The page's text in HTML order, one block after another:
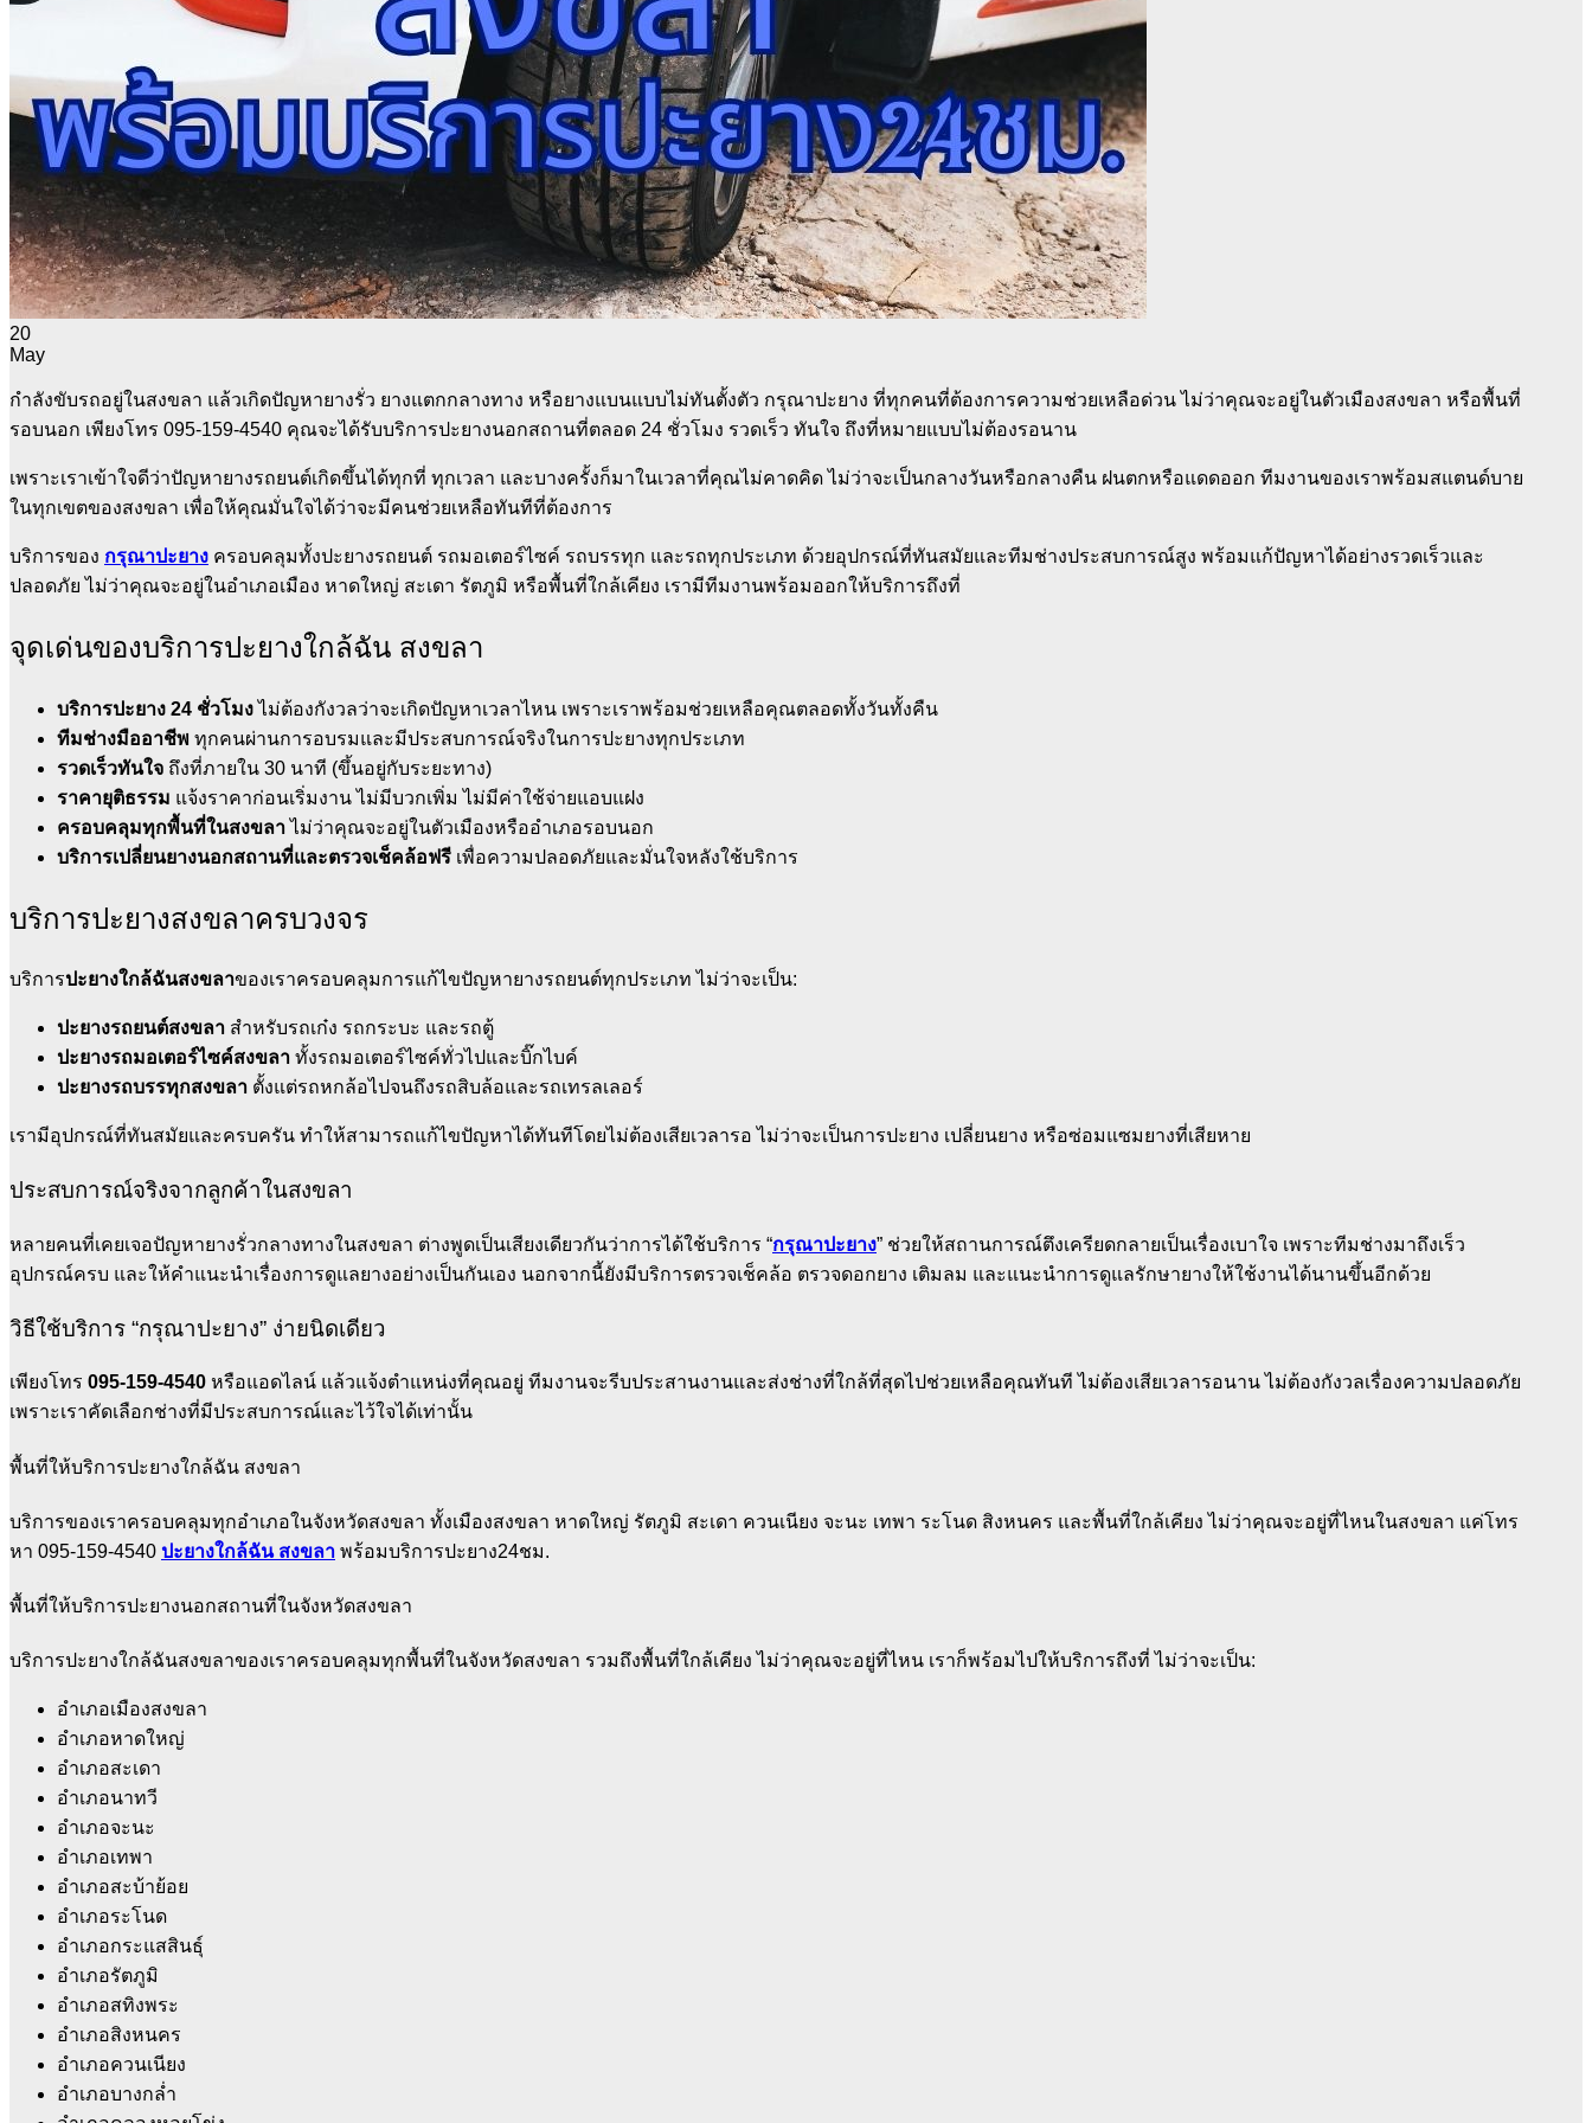
20
May
กำลังขับรถอยู่ในสงขลา แล้วเกิดปัญหายางรั่ว ยางแตกกลางทาง หรือยางแบนแบบไม่ทันตั้งตัว กรุณาปะยาง ที่ทุกคนที่ต้องการความช่วยเหลือด่วน ไม่ว่าคุณจะอยู่ในตัวเมืองสงขลา หรือพื้นที่
รอบนอก เพียงโทร 095-159-4540 คุณจะได้รับบริการปะยางนอกสถานที่ตลอด 24 ชั่วโมง รวดเร็ว ทันใจ ถึงที่หมายแบบไม่ต้องรอนาน
เพราะเราเข้าใจดีว่าปัญหายางรถยนต์เกิดขึ้นได้ทุกที่ ทุกเวลา และบางครั้งก็มาในเวลาที่คุณไม่คาดคิด ไม่ว่าจะเป็นกลางวันหรือกลางคืน ฝนตกหรือแดดออก ทีมงานของเราพร้อมสแตนด์บาย
ในทุกเขตของสงขลา เพื่อให้คุณมั่นใจได้ว่าจะมีคนช่วยเหลือทันทีที่ต้องการ
บริการของ กรุณาปะยาง ครอบคลุมทั้งปะยางรถยนต์ รถมอเตอร์ไซค์ รถบรรทุก และรถทุกประเภท ด้วยอุปกรณ์ที่ทันสมัยและทีมช่างประสบการณ์สูง พร้อมแก้ปัญหาได้อย่างรวดเร็วและ
ปลอดภัย ไม่ว่าคุณจะอยู่ในอำเภอเมือง หาดใหญ่ สะเดา รัตภูมิ หรือพื้นที่ใกล้เคียง เรามีทีมงานพร้อมออกให้บริการถึงที่
จุดเด่นของบริการปะยางใกล้ฉัน สงขลา
บริการปะยาง 24 ชั่วโมงไม่ต้องกังวลว่าจะเกิดปัญหาเวลาไหน เพราะเราพร้อมช่วยเหลือคุณตลอดทั้งวันทั้งคืน
ทีมช่างมืออาชีพ ทุกคนผ่านการอบรมและมีประสบการณ์จริงในการปะยางทุกประเภท
รวดเร็วทันใจ ถึงที่ภายใน 30 นาที (ขึ้นอยู่กับระยะทาง)
ราคายุติธรรม แจ้งราคาก่อนเริ่มงาน ไม่มีบวกเพิ่ม ไม่มีค่าใช้จ่ายแอบแฝง
ครอบคลุมทุกพื้นที่ในสงขลาไม่ว่าคุณจะอยู่ในตัวเมืองหรืออำเภอรอบนอก
บริการเปลี่ยนยางนอกสถานที่และตรวจเช็คล้อฟรี เพื่อความปลอดภัยและมั่นใจหลังใช้บริการ
บริการปะยางสงขลาครบวงจร
บริการปะยางใกล้ฉันสงขลาของเราครอบคลุมการแก้ไขปัญหายางรถยนต์ทุกประเภท ไม่ว่าจะเป็น:
ปะยางรถยนต์สงขลา สำหรับรถเก๋ง รถกระบะ และรถตู้
ปะยางรถมอเตอร์ไซค์สงขลา ทั้งรถมอเตอร์ไซค์ทั่วไปและบิ๊กไบค์
ปะยางรถบรรทุกสงขลา ตั้งแต่รถหกล้อไปจนถึงรถสิบล้อและรถเทรลเลอร์
เรามีอุปกรณ์ที่ทันสมัยและครบครัน ทำให้สามารถแก้ไขปัญหาได้ทันทีโดยไม่ต้องเสียเวลารอ ไม่ว่าจะเป็นการปะยาง เปลี่ยนยาง หรือซ่อมแซมยางที่เสียหาย
ประสบการณ์จริงจากลูกค้าในสงขลา
หลายคนที่เคยเจอปัญหายางรั่วกลางทางในสงขลา ต่างพูดเป็นเสียงเดียวกันว่าการได้ใช้บริการ “กรุณาปะยาง” ช่วยให้สถานการณ์ตึงเครียดกลายเป็นเรื่องเบาใจ เพราะทีมช่างมาถึงเร็ว
อุปกรณ์ครบ และให้คำแนะนำเรื่องการดูแลยางอย่างเป็นกันเอง นอกจากนี้ยังมีบริการตรวจเช็คล้อ ตรวจดอกยาง เติมลม และแนะนำการดูแลรักษายางให้ใช้งานได้นานขึ้นอีกด้วย
วิธีใช้บริการ “กรุณาปะยาง” ง่ายนิดเดียว
เพียงโทร 095-159-4540 หรือแอดไลน์ แล้วแจ้งตำแหน่งที่คุณอยู่ ทีมงานจะรีบประสานงานและส่งช่างที่ใกล้ที่สุดไปช่วยเหลือคุณทันที ไม่ต้องเสียเวลารอนาน ไม่ต้องกังวลเรื่องความปลอดภัย
เพราะเราคัดเลือกช่างที่มีประสบการณ์และไว้ใจได้เท่านั้น
พื้นที่ให้บริการปะยางใกล้ฉัน สงขลา
บริการของเราครอบคลุมทุกอำเภอในจังหวัดสงขลา ทั้งเมืองสงขลา หาดใหญ่ รัตภูมิ สะเดา ควนเนียง จะนะ เทพา ระโนด สิงหนคร และพื้นที่ใกล้เคียง ไม่ว่าคุณจะอยู่ที่ไหนในสงขลา แค่โทร
หา 095-159-4540 ปะยางใกล้ฉัน สงขลา พร้อมบริการปะยาง24ชม.
พื้นที่ให้บริการปะยางนอกสถานที่ในจังหวัดสงขลา
บริการปะยางใกล้ฉันสงขลาของเราครอบคลุมทุกพื้นที่ในจังหวัดสงขลา รวมถึงพื้นที่ใกล้เคียง ไม่ว่าคุณจะอยู่ที่ไหน เราก็พร้อมไปให้บริการถึงที่ ไม่ว่าจะเป็น:
อำเภอเมืองสงขลา
อำเภอหาดใหญ่
อำเภอสะเดา
อำเภอนาทวี
อำเภอจะนะ
อำเภอเทพา
อำเภอสะบ้าย้อย
อำเภอระโนด
อำเภอกระแสสินธุ์
อำเภอรัตภูมิ
อำเภอสทิงพระ
อำเภอสิงหนคร
อำเภอควนเนียง
อำเภอบางกล่ำ